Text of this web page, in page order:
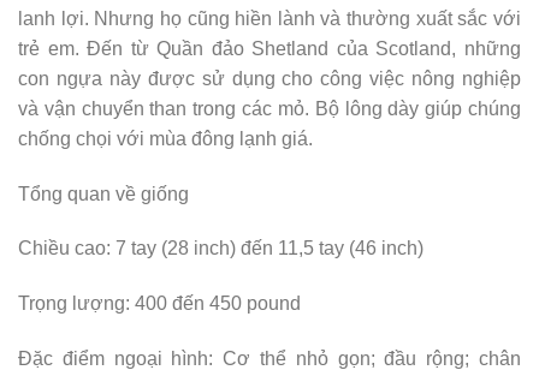
lanh lợi. Nhưng họ cũng hiền lành và thường xuất sắc với
trẻ em. Đến từ Quần đảo Shetland của Scotland, những
con ngựa này được sử dụng cho công việc nông nghiệp
và vận chuyển than trong các mỏ. Bộ lông dày giúp chúng
chống chọi với mùa đông lạnh giá.
Tổng quan về giống
Chiều cao: 7 tay (28 inch) đến 11,5 tay (46 inch)
Trọng lượng: 400 đến 450 pound
Đặc điểm ngoại hình: Cơ thể nhỏ gọn; đầu rộng; chân